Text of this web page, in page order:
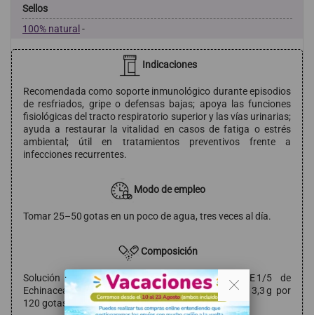
Sellos
100% natural -
Indicaciones
Recomendada como soporte inmunológico durante episodios
de resfriados, gripe o defensas bajas; apoya las funciones
fisiológicas del tracto respiratorio superior y las vías urinarias;
ayuda a restaurar la vitalidad en casos de fatiga o estrés
ambiental; útil en tratamientos preventivos frente a
infecciones recurrentes.
Modo de empleo
Tomar 25–50 gotas en un poco de agua, tres veces al día.
Composición
Solución hidroalcohólica espagírico‑alquímica RE 1/5 de
Echinacea angustifolia (sumidades) equivalente a 3,3 g por
120 gotas, alcohol 55 %
. .